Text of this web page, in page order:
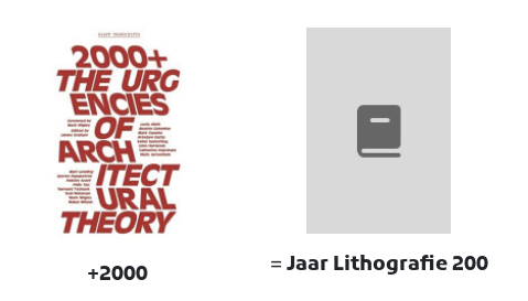
200 Jaar Lithografie =
2000+